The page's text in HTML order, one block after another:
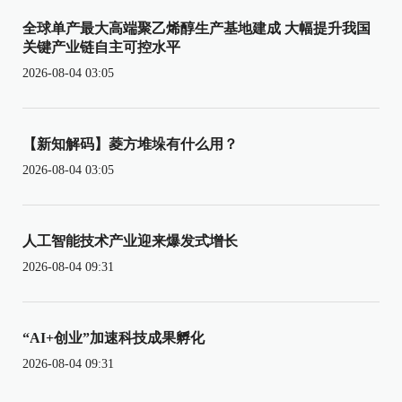
全球单产最大高端聚乙烯醇生产基地建成 大幅提升我国
关键产业链自主可控水平
2026-08-04 03:05
【新知解码】菱方堆垛有什么用？
2026-08-04 03:05
人工智能技术产业迎来爆发式增长
2026-08-04 09:31
“AI+创业”加速科技成果孵化
2026-08-04 09:31